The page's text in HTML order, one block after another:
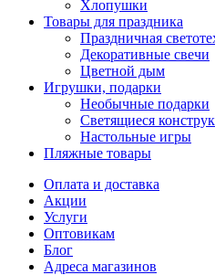
Хлопушки
Товары для праздника
Праздничная
Декоративные свечи
Цветной дым
Игрушки, подарки
Необычные подарки
Светящиеся
Настольные игры
Пляжные товары
Оплата и доставка
Акции
Услуги
Оптовикам
Блог
Адреса магазинов